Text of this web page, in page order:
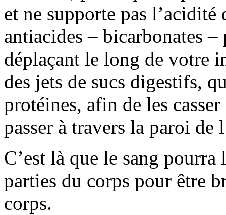
et ne supporte pas l’acidité
antiacides – bicarbonates
déplaçant le long de votre
des jets de sucs digestifs,
protéines, afin de les
passer à travers la paroi de
C’est là que le sang
parties du corps pour être
corps.